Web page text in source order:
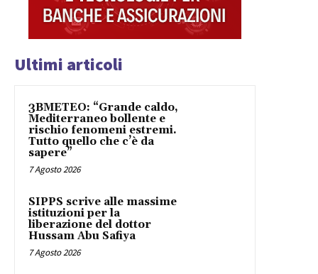
Ultimi articoli
3BMETEO: “Grande caldo,
Mediterraneo bollente e
rischio fenomeni estremi.
Tutto quello che c’è da
sapere”
7 Agosto 2026
SIPPS scrive alle massime
istituzioni per la
liberazione del dottor
Hussam Abu Safiya
7 Agosto 2026